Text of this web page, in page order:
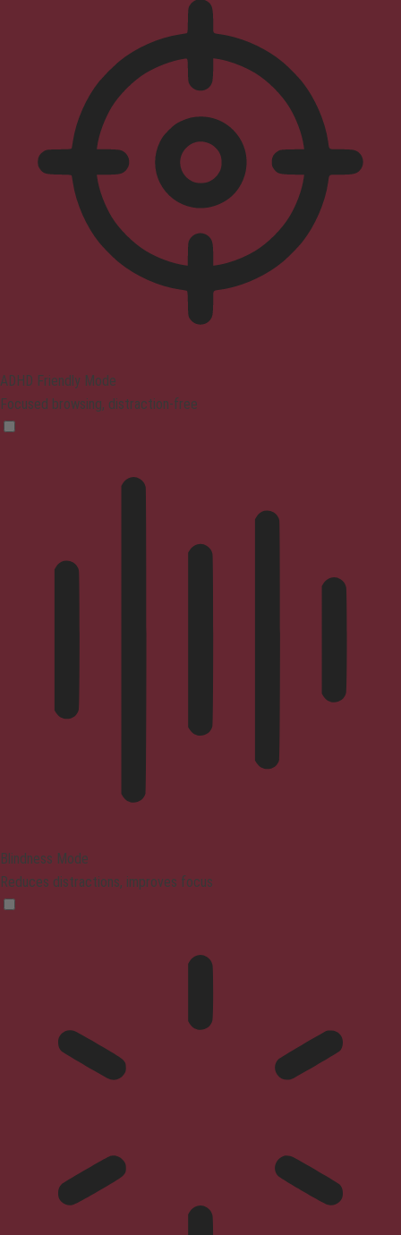
ADHD Friendly Mode
Focused browsing, distraction-free
Blindness Mode
Reduces distractions, improves focus